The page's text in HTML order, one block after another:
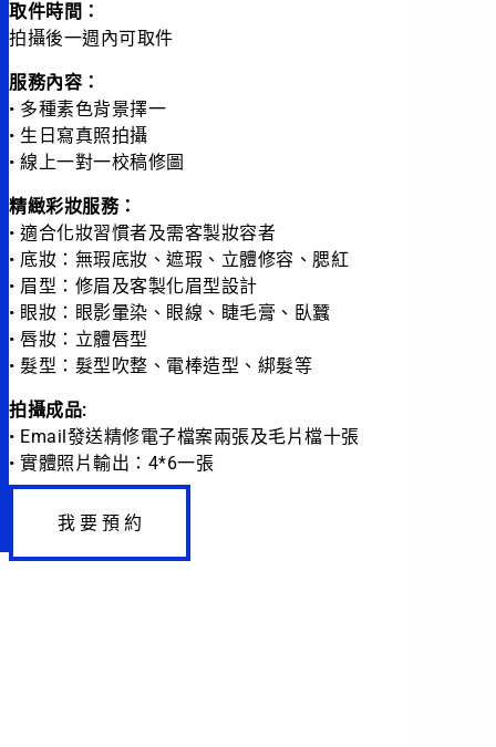
取件時間：
拍攝後一週內可取件
服務內容：
• 多種素色背景擇一
• 生日寫真照拍攝
• 線上一對一校稿修圖
精緻彩妝服務：
• 適合化妝習慣者及需客製妝容者
• 底妝：無瑕底妝、遮瑕、立體修容、腮紅
• 眉型：修眉及客製化眉型設計
• 眼妝：眼影暈染、眼線、睫毛膏、臥蠶
• 唇妝：立體唇型
• 髮型：髮型吹整、電棒造型、綁髮等
拍攝成品:
• Email發送精修電子檔案兩張及毛片檔十張
• 實體照片輸出：4*6一張
我 要 預 約